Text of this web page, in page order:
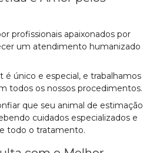
profissionais apaixonados por
um atendimento humanizado
é único e especial, e trabalhamos
todos os nossos procedimentos.
que seu animal de estimação
cuidados especializados e
todo o tratamento.